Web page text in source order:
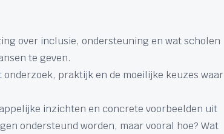
over inclusie, ondersteuning en wat scholen
te geven.
praktijk en de moeilijke keuzes waar
inzichten en concrete voorbeelden uit
ondersteund worden, maar vooral hoe? Wat